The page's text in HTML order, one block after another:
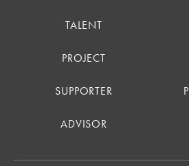
TALENT
PROJECT
SUPPORTER
ADVISOR